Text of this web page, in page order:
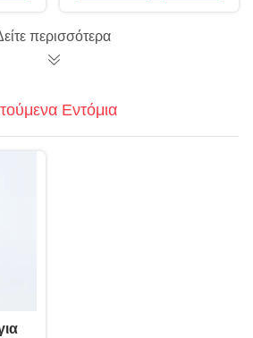
σκοτώνει τα
Παγίδες για
κουνούπια
περισσότερα
Εντόμια